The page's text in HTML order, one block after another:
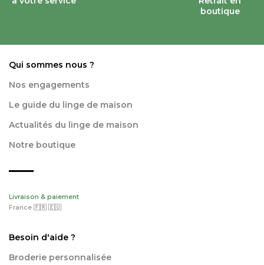
boutique
Qui sommes nous ?
Nos engagements
Le guide du linge de maison
Actualités du linge de maison
Notre boutique
Livraison & paiement
France 🇫🇷 🇪🇺
Besoin d'aide ?
Broderie personnalisée